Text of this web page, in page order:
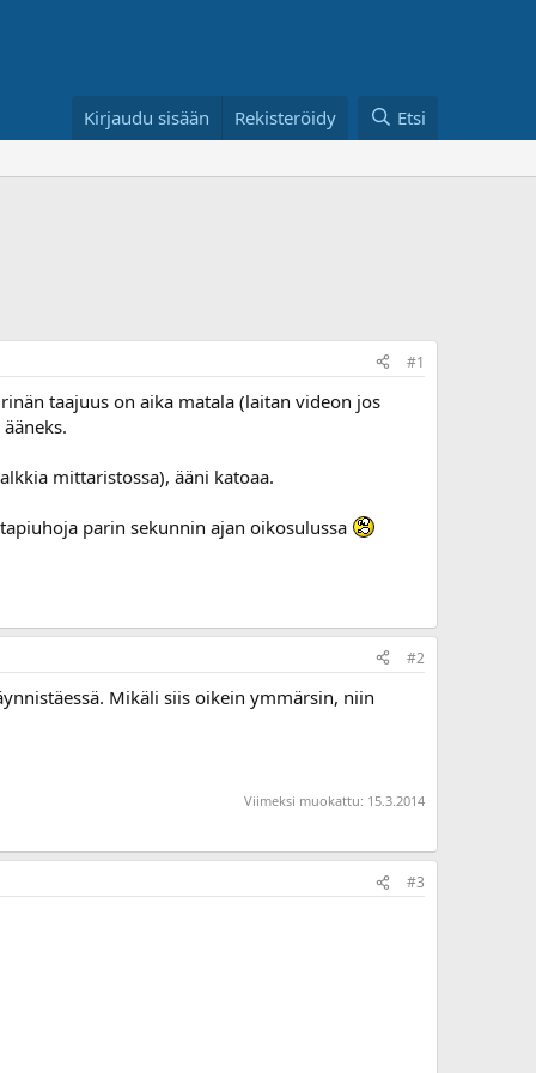
Kirjaudu sisään Rekisteröidy Etsi
#1
taajuus on aika matala (laitan videon jos
mittaristossa), ääni katoaa.
parin sekunnin ajan oikosulussa
#2
Mikäli siis oikein ymmärsin, niin
Viimeksi muokattu: 15.3.2014
#3